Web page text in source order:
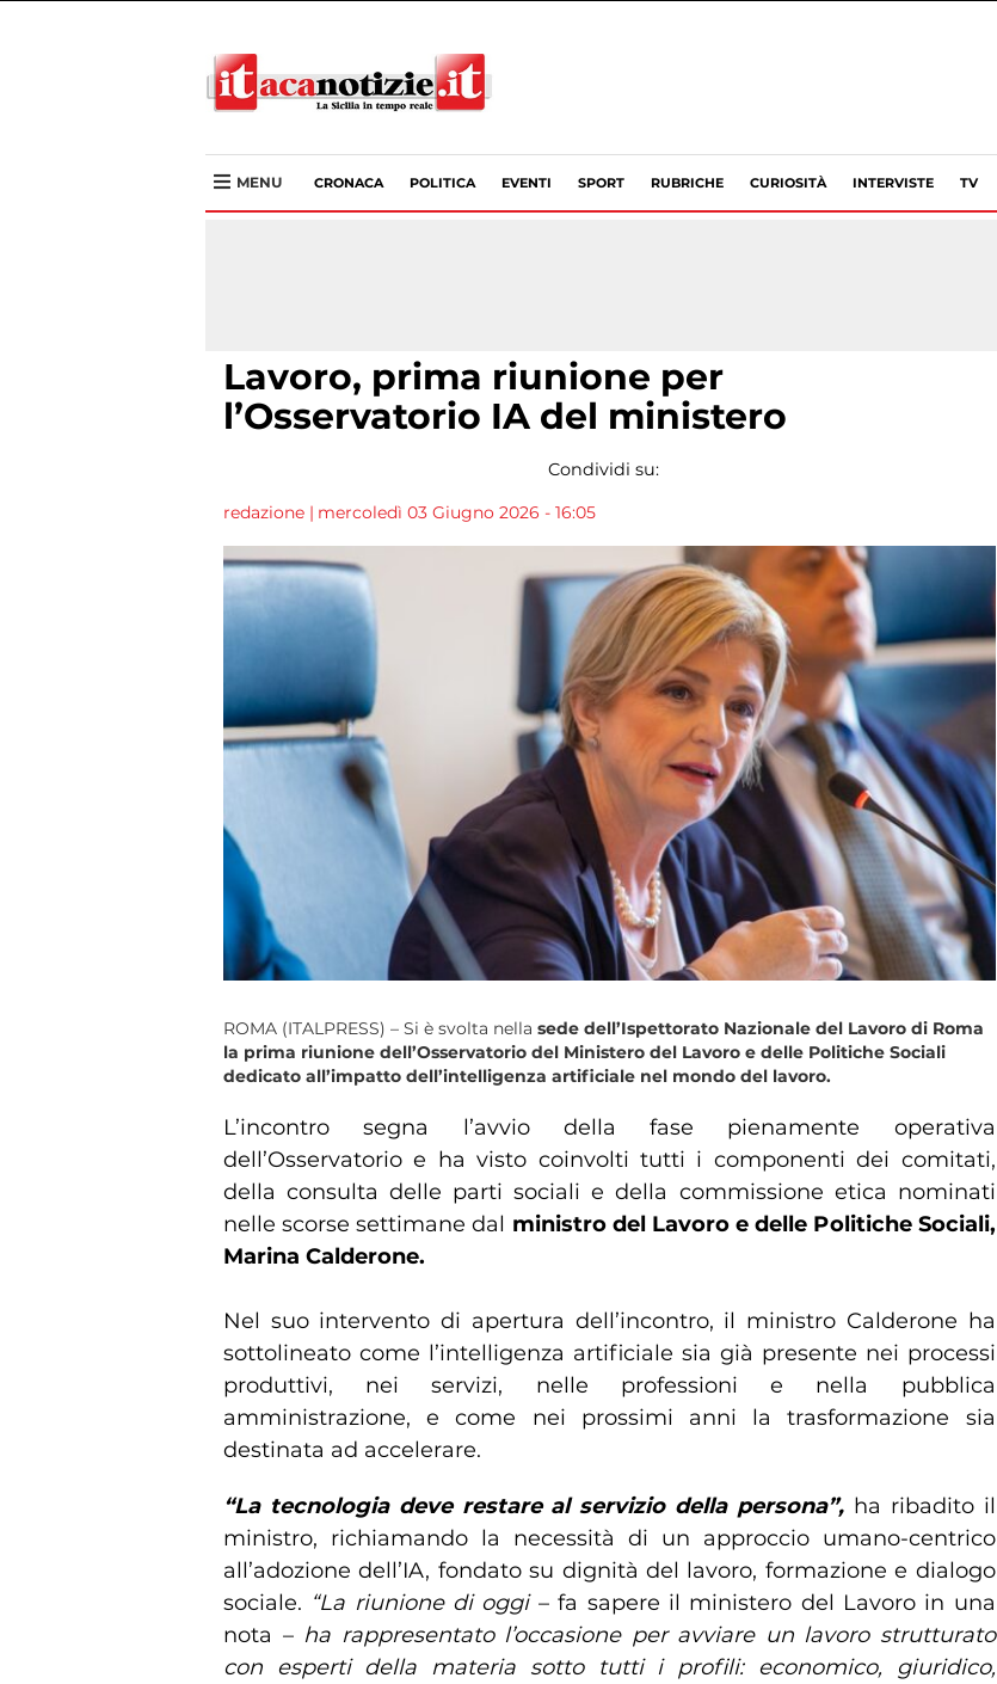
MENU CRONACA POLITICA EVENTI SPORT RUBRICHE CURIOSITÀ INTERVISTE TV
Lavoro, prima riunione per
l’Osservatorio IA del ministero
Condividi su:
redazione | mercoledì 03 Giugno 2026 - 16:05
ROMA (ITALPRESS) – Si è svolta nella sede dell’Ispettorato Nazionale del Lavoro di Roma
la prima riunione dell’Osservatorio del Ministero del Lavoro e delle Politiche Sociali
dedicato all’impatto dell’intelligenza artificiale nel mondo del lavoro.
L’incontro segna l’avvio della fase pienamente operativa
dell’Osservatorio e ha visto coinvolti tutti i componenti dei comitati,
della consulta delle parti sociali e della commissione etica nominati
nelle scorse settimane dal ministro del Lavoro e delle Politiche Sociali,
Marina Calderone.
Nel suo intervento di apertura dell’incontro, il ministro Calderone ha
sottolineato come l’intelligenza artificiale sia già presente nei processi
produttivi, nei servizi, nelle professioni e nella pubblica
amministrazione, e come nei prossimi anni la trasformazione sia
destinata ad accelerare.
“La tecnologia deve restare al servizio della persona”, ha ribadito il
ministro, richiamando la necessità di un approccio umano-centrico
all’adozione dell’IA, fondato su dignità del lavoro, formazione e dialogo
sociale. “La riunione di oggi– fa sapere il ministero del Lavoro in una
nota –ha rappresentato l’occasione per avviare un lavoro strutturato
con esperti della materia sotto tutti i profili: economico, giuridico,